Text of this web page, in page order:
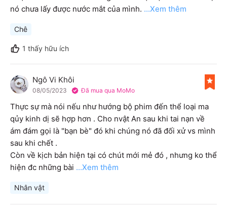
nó chưa lấy được nước mắt của mình. ...Xem thêm
Chê
1 thấy hữu ích
N Ngô Vi Khôi
08/05/2023 Đã mua qua MoMo
Thực sự mà nói nếu như hướng bộ phim đến thể loại ma
qủy kinh dị sẽ hợp hơn . Cho nvật An sau khi tai nạn về
ám đám gọi là "bạn bè" đó khi chúng nó đã đối xử vs mình
sau khi chết .
Còn về kịch bản hiện tại có chút mới mẻ đó , nhưng ko thể
hiện đc những bài ...Xem thêm
Nhân vật